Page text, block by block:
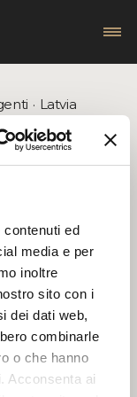
ed
media e per
inoltre
sito con i
dei dati web,
combinarle
o che hanno
Acconsenta ai
Latvia
AGENTI